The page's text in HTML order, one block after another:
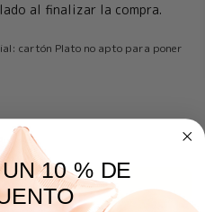
al finalizar la compra.
cartón Plato no apto para poner
LA BOLSA
10 % DE